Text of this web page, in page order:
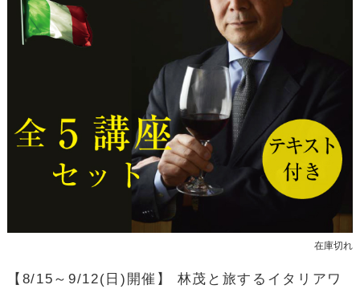
在庫切れ
【8/15～9/12(日)開催】 林茂と旅するイタリアワ